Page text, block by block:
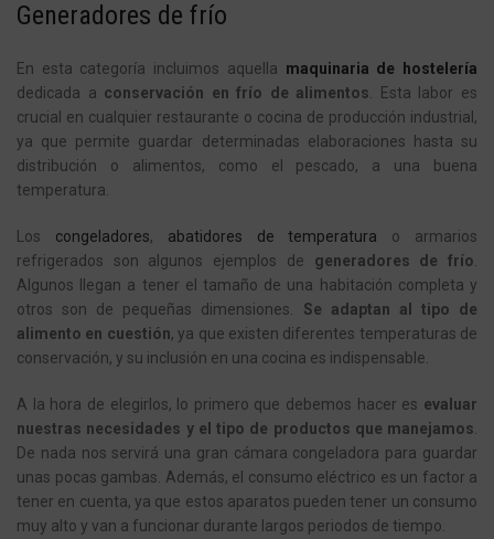
Generadores de frío
En esta categoría incluimos aquella maquinaria de hostelería
dedicada a conservación en frío de alimentos . Esta labor es
crucial en cualquier restaurante o cocina de producción industrial,
ya que permite guardar determinadas elaboraciones hasta su
distribución o alimentos, como el pescado, a una buena
temperatura.
Los congeladores, abatidores de temperatura o armarios
refrigerados son algunos ejemplos de generadores de frío
Algunos llegan a tener el tamaño de una habitación completa y
otros son de pequeñas dimensiones. Se adaptan al tipo de
alimento en cuestión, ya que existen diferentes temperaturas de
conservación, y su inclusión en una cocina es indispensable.
A la hora de elegirlos, lo primero que debemos hacer es evaluar
nuestras necesidades y el tipo de productos que manejamos
De nada nos servirá una gran cámara congeladora para guardar
unas pocas gambas. Además, el consumo eléctrico es un factor a
tener en cuenta, ya que estos aparatos pueden tener un consumo
muy alto y van a funcionar durante largos periodos de tiempo.